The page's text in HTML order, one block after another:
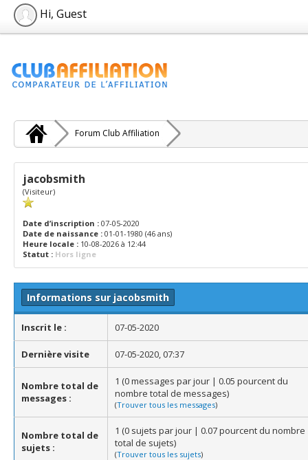
Hi, Guest
Forum Club Affiliation
jacobsmith
(Visiteur)
Date d’inscription : 07-05-2020
Date de naissance : 01-01-1980 (46 ans)
Heure locale : 10-08-2026 à 12:44
Statut : Hors ligne
Informations sur jacobsmith
Inscrit le : 07-05-2020
Dernière visite 07-05-2020, 07:37
Nombre total de
messages :
1 (0 messages par jour | 0.05 pourcent du
nombre total de messages)
(Trouver tous les messages)
Nombre total de
sujets :
1 (0 sujets par jour | 0.07 pourcent du nombre
total de sujets)
(Trouver tous les sujets)